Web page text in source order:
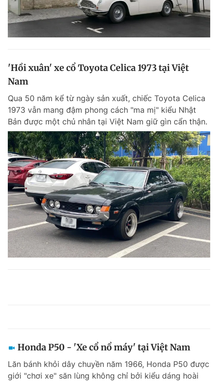
'Hồi xuân' xe cổ Toyota Celica 1973 tại Việt
Nam
Qua 50 năm kể từ ngày sản xuất, chiếc Toyota Celica
1973 vẫn mang đậm phong cách "ma mị" kiểu Nhật
Bản được một chủ nhân tại Việt Nam giữ gìn cẩn thận.
Honda P50 - 'Xe cổ nổ máy' tại Việt Nam
Lăn bánh khỏi dây chuyền năm 1966, Honda P50 được
giới "chơi xe" săn lùng không chỉ bởi kiểu dáng hoài